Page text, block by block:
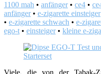
1100 mah • anfänger• ce4 •
anfänger• e-zigarette einsteiger
• e-zigarette schwach • e-
ego-t • einsteiger• kleine e-